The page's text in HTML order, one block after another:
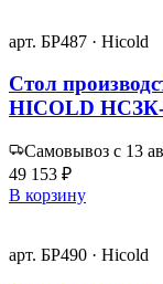
арт. БР487 · Hicold
Стол
HICOLD
Самовывоз с 13
49 153 ₽
В корзину
арт. БР490 · Hicold